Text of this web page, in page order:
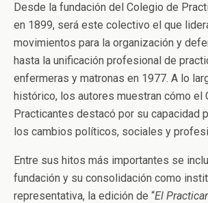
Desde la fundación del Colegio de
en 1899, será este colectivo el que
movimientos para la organización y
hasta la unificación profesional de
enfermeras y matronas en 1977. A lo
histórico, los autores muestran cómo el
Practicantes destacó por su capacidad
los cambios políticos, sociales y
Entre sus hitos más importantes se
fundación y su consolidación como
representativa, la edición de “El